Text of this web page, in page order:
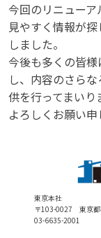
今回のリニュー
見やすく情報が
しました。
今後も多くの皆
し、内容のさら
供を行ってまいり
よろしくお願い申
東京本社
〒103-0027 東京
03-6635-2001